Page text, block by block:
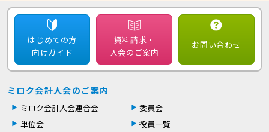
はじめての方
向けガイド
資料請求・
入会のご案内
お問い合わせ
ミロク会計人会のご案内
ミロク会計人会連合会
委員会
単位会
役員一覧